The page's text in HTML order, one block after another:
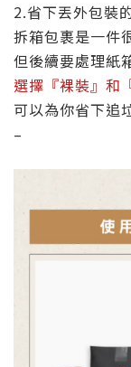
2.省下丟外包裝
拆箱包裹是一件
但後續要處理紙
選擇『裸裝』和
可以為你省下追
–